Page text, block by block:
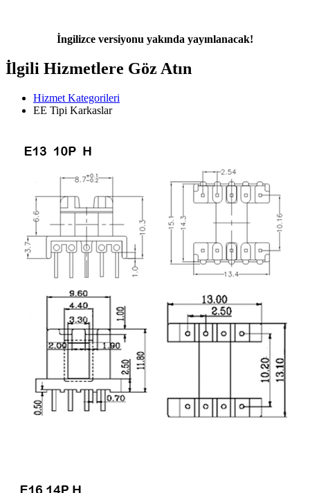
İngilizce versiyonu yakında yayınlanacak!
İlgili Hizmetlere Göz Atın
Hizmet Kategorileri
EE Tipi Karkaslar